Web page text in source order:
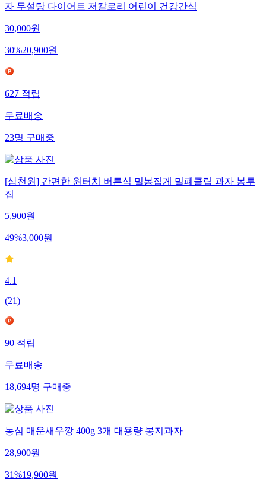
자 무설탕 다이어트 저칼로리 어린이 건강간식
30,000원
30%20,900원
627 적립
무료배송
23명 구매중
[삼천원] 간편한 원터치 버튼식 밀봉집게 밀폐클립 과자 봉투
집
5,900원
49%3,000원
4.1
(21)
90 적립
무료배송
18,694명 구매중
농심 매운새우깡 400g 3개 대용량 봉지과자
28,900원
31%19,900원